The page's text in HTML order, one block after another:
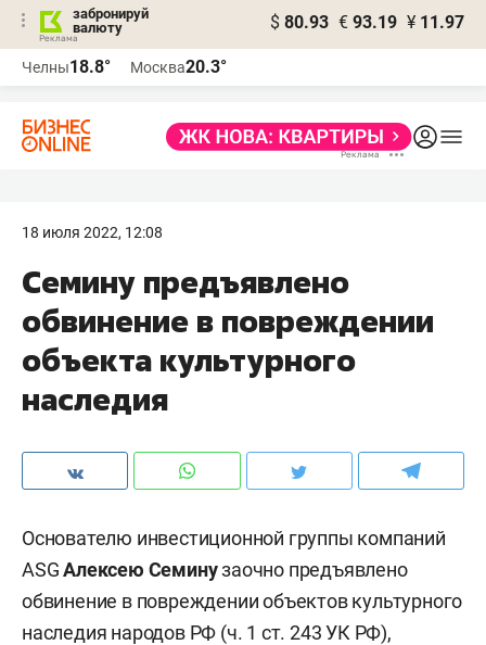
забронируй
валюту
$ 80.93 € 93.19 ¥ 11.97
Челны18.8° Москва20.3°
18 июля 2022, 12:08
Семину предъявлено
обвинение в повреждении
объекта культурного
наследия
Основателю инвестиционной группы компаний
ASGАлексею Семинузаочно предъявлено
обвинение в повреждении объектов культурного
наследия народов РФ (ч. 1 ст. 243 УК РФ),